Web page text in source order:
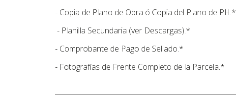
- Copia de Plano de Obra ó Copia del Plano de PH.*
- Planilla Secundaria (ver Descargas).*
- Comprobante de Pago de Sellado.*
- Fotografías de Frente Completo de la Parcela.*